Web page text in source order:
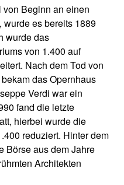
von Beginn an einen
wurde es bereits 1889
wurde das
von 1.400 auf
Nach dem Tod von
das Opernhaus
Verdi war ein
fand die letzte
hierbei wurde die
reduziert. Hinter dem
Börse aus dem Jahre
Architekten